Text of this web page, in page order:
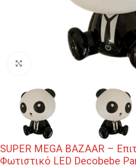
Κλικ για μεγέθυνση
SUPER MEGA BAZAAR –
Φωτιστικό LED Decobebe